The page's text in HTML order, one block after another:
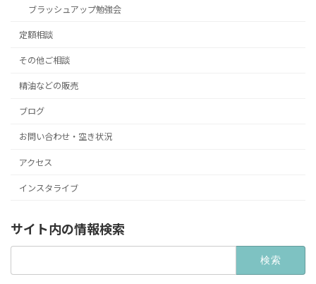
ブラッシュアップ勉強会
定額相談
その他ご相談
精油などの販売
ブログ
お問い合わせ・空き状況
アクセス
インスタライブ
サイト内の情報検索